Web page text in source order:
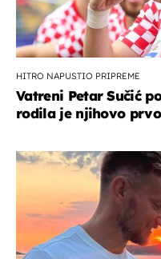
HITRO NAPUSTIO PRIPREME
Vatreni Petar Sučić
rodila je njihovo